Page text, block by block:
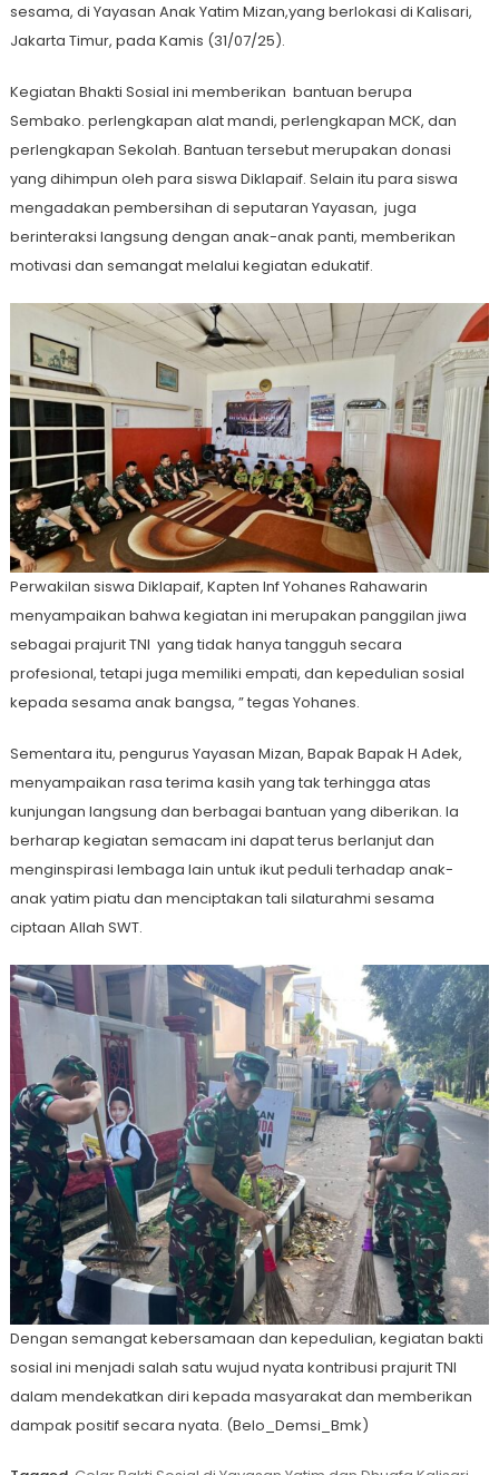
sesama, di Yayasan Anak Yatim Mizan,yang berlokasi di Kalisari,
Jakarta Timur, pada Kamis (31/07/25).
Kegiatan Bhakti Sosial ini memberikan bantuan berupa
Sembako. perlengkapan alat mandi, perlengkapan MCK, dan
perlengkapan Sekolah. Bantuan tersebut merupakan donasi
yang dihimpun oleh para siswa Diklapaif. Selain itu para siswa
mengadakan pembersihan di seputaran Yayasan, juga
berinteraksi langsung dengan anak-anak panti, memberikan
motivasi dan semangat melalui kegiatan edukatif.
Perwakilan siswa Diklapaif, Kapten Inf Yohanes Rahawarin
menyampaikan bahwa kegiatan ini merupakan panggilan jiwa
sebagai prajurit TNI yang tidak hanya tangguh secara
profesional, tetapi juga memiliki empati, dan kepedulian sosial
kepada sesama anak bangsa, ” tegas Yohanes.
Sementara itu, pengurus Yayasan Mizan, Bapak Bapak H Adek,
menyampaikan rasa terima kasih yang tak terhingga atas
kunjungan langsung dan berbagai bantuan yang diberikan. Ia
berharap kegiatan semacam ini dapat terus berlanjut dan
menginspirasi lembaga lain untuk ikut peduli terhadap anak-
anak yatim piatu dan menciptakan tali silaturahmi sesama
ciptaan Allah SWT.
Dengan semangat kebersamaan dan kepedulian, kegiatan bakti
sosial ini menjadi salah satu wujud nyata kontribusi prajurit TNI
dalam mendekatkan diri kepada masyarakat dan memberikan
dampak positif secara nyata. (Belo_Demsi_Bmk)